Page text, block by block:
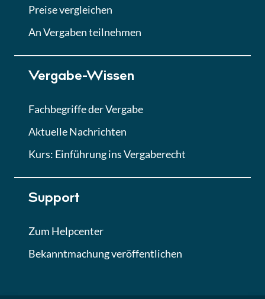
Abgabe von Angeboten
Lektion
Lektion 7
Finales Quiz
Preise vergleichen
An Vergaben teilnehmen
Vergabe-Wissen
Fachbegriffe der Vergabe
Aktuelle Nachrichten
Kurs: Einführung ins Vergaberecht
Support
Zum Helpcenter
Bekanntmachung veröffentlichen